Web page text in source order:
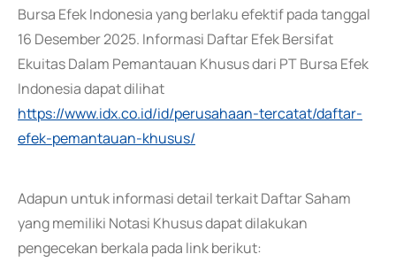
Bursa Efek Indonesia yang berlaku efektif pada tanggal
16 Desember 2025. Informasi Daftar Efek Bersifat
Ekuitas Dalam Pemantauan Khusus dari PT Bursa Efek
Indonesia dapat dilihat
https://www.idx.co.id/id/perusahaan-tercatat/daftar-
efek-pemantauan-khusus/
Adapun untuk informasi detail terkait Daftar Saham
yang memiliki Notasi Khusus dapat dilakukan
pengecekan berkala pada link berikut: